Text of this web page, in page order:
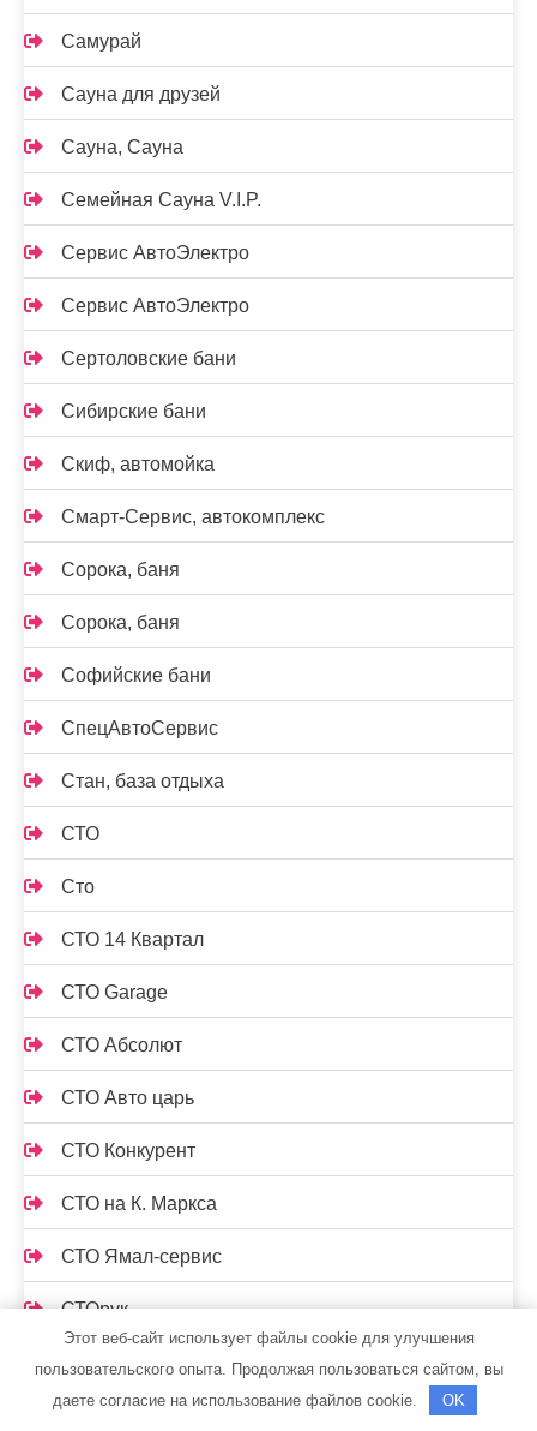
Самурай
Сауна для друзей
Сауна, Сауна
Семейная Сауна V.I.P.
Сервис АвтоЭлектро
Сервис АвтоЭлектро
Сертоловские бани
Сибирские бани
Скиф, автомойка
Смарт-Сервис, автокомплекс
Сорока, баня
Сорока, баня
Софийские бани
СпецАвтоСервис
Стан, база отдыха
СТО
Сто
СТО 14 Квартал
СТО Garage
СТО Абсолют
СТО Авто царь
СТО Конкурент
СТО на К. Маркса
СТО Ямал-сервис
СТОрук
Страдивари, сауна
Стрельнинские бани
Этот веб-сайт использует файлы cookie для улучшения
пользовательского опыта. Продолжая пользоваться сайтом, вы
даете согласие на использование файлов cookie.
OK